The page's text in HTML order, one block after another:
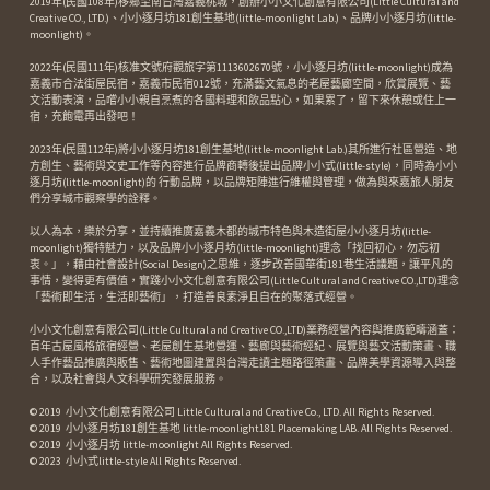
Creative CO., LTD.)、小小逐月坊181創生基地(little-moonlight Lab.)、品牌小小逐月坊(little-
moonlight)。
2022年(民國111年)核准文號府觀旅字第1113602670號，小小逐月坊(little-moonlight)成為
嘉義市合法街屋民宿，嘉義市民宿012號，充滿藝文氣息的老屋藝廊空間，欣賞展覽、藝
文活動表演，品嚐小小親自烹煮的各國料理和飲品點心，如果累了，留下來休憩或住上一
宿，充飽電再出發吧！
2023年(民國112年)將小小逐月坊181創生基地(little-moonlight Lab.)其所進行社區營造、地
方創生、藝術與文史工作等內容進行品牌商轉後提出品牌小小式(little-style)，同時為小小
逐月坊(little-moonlight)的 行動品牌，以品牌矩陣進行維權與管理，做為與來嘉旅人朋友
們分享城市觀察學的詮釋。
以人為本，樂於分享，並持續推廣嘉義木都的城市特色與木造街屋小小逐月坊(little-
moonlight)獨特魅力，以及品牌小小逐月坊(little-moonlight)理念「找回初心，勿忘初
衷。」，藉由社會設計(Social Design)之思維，逐步改善國華街181巷生活議題，讓平凡的
事情，變得更有價值，實踐小小文化創意有限公司(Little Cultural and Creative CO.,LTD)理念
「藝術即生活，生活即藝術」，打造善良素淨且自在的聚落式經營。
小小文化創意有限公司(Little Cultural and Creative CO.,LTD)業務經營內容與推廣範疇涵蓋：
百年古屋風格旅宿經營、老屋創生基地營運、藝廊與藝術經紀、展覽與藝文活動策畫、職
人手作藝品推廣與販售、藝術地圖建置與台灣走讀主題路徑策畫、品牌美學資源導入與整
合，以及社會與人文科學研究發展服務。
© 2019  小小文化創意有限公司 Little Cultural and Creative Co., LTD. All Rights Reserved.
© 2019  小小逐月坊181創生基地 little-moonlight181 Placemaking LAB. All Rights Reserved.
© 2019  小小逐月坊 little-moonlight All Rights Reserved.
© 2023  小小式little-style All Rights Reserved.